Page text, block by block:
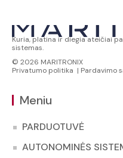
Kuria, platina ir diegia ateičiai
sistemas.
© 2026 MARITRONIX
Privatumo politika | Pardavimo
Meniu
PARDUOTUVĖ
AUTONOMINĖS